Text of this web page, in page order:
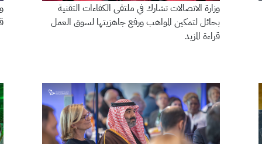
وزارة الاتصالات تشارك في ملتقى الكفاءات التقنية
بحائل لتمكين المواهب ورفع جاهزيتها لسوق العمل
قراءة المزيد